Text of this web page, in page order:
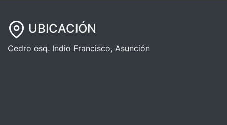
UBICACIÓN
Cedro esq. Indio Francisco, Asunción